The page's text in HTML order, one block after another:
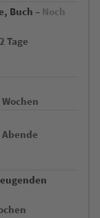
Buch – Noch
Tage